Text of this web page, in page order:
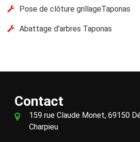
Pose de clôture grillageTaponas
Abattage d'arbres Taponas
Contact
159 rue Claude Monet, 69150
Charpieu